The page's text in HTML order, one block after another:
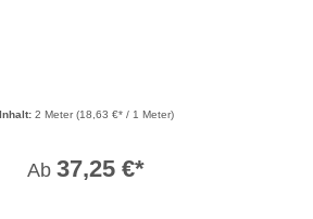
Inhalt: 2 Meter (18,63 €* / 1 Meter)
Ab 37,25 €*